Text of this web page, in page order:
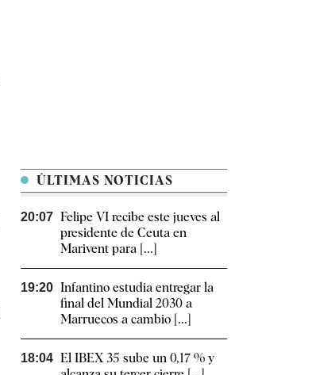
ÚLTIMAS NOTICIAS
20:07 Felipe VI recibe este jueves al
presidente de Ceuta en
Marivent para [...]
19:20 Infantino estudia entregar la
final del Mundial 2030 a
Marruecos a cambio [...]
18:04 El IBEX 35 sube un 0,17 % y